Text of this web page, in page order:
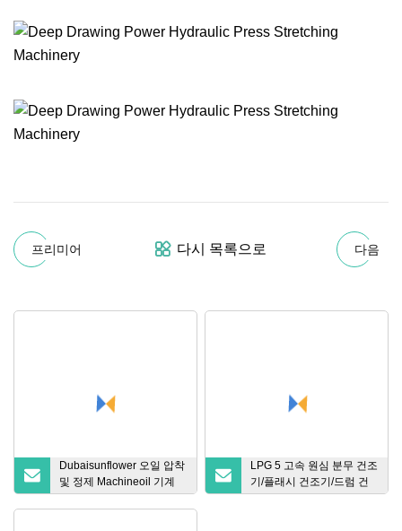
프리미어 다시 목록으로 다음
Dubaisunflower 오일 압착
및 정제 Machineoil 기계
판매 중
LPG 5 고속 원심 분무 건조
기/플래시 건조기/드럼 건
조기/건조기, 벨트 건조기,